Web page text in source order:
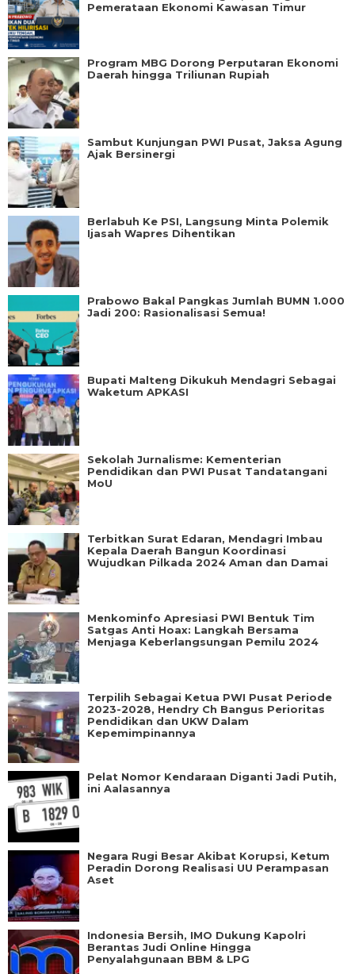
Pemerataan Ekonomi Kawasan Timur
Program MBG Dorong Perputaran Ekonomi
Daerah hingga Triliunan Rupiah
Sambut Kunjungan PWI Pusat, Jaksa Agung
Ajak Bersinergi
Berlabuh Ke PSI, Langsung Minta Polemik
Ijasah Wapres Dihentikan
Prabowo Bakal Pangkas Jumlah BUMN 1.000
Jadi 200: Rasionalisasi Semua!
Bupati Malteng Dikukuh Mendagri Sebagai
Waketum APKASI
Sekolah Jurnalisme: Kementerian
Pendidikan dan PWI Pusat Tandatangani
MoU
Terbitkan Surat Edaran, Mendagri Imbau
Kepala Daerah Bangun Koordinasi
Wujudkan Pilkada 2024 Aman dan Damai
Menkominfo Apresiasi PWI Bentuk Tim
Satgas Anti Hoax: Langkah Bersama
Menjaga Keberlangsungan Pemilu 2024
Terpilih Sebagai Ketua PWI Pusat Periode
2023-2028, Hendry Ch Bangus Perioritas
Pendidikan dan UKW Dalam
Kepemimpinannya
Pelat Nomor Kendaraan Diganti Jadi Putih,
ini Aalasannya
Negara Rugi Besar Akibat Korupsi, Ketum
Peradin Dorong Realisasi UU Perampasan
Aset
Indonesia Bersih, IMO Dukung Kapolri
Berantas Judi Online Hingga
Penyalahgunaan BBM & LPG